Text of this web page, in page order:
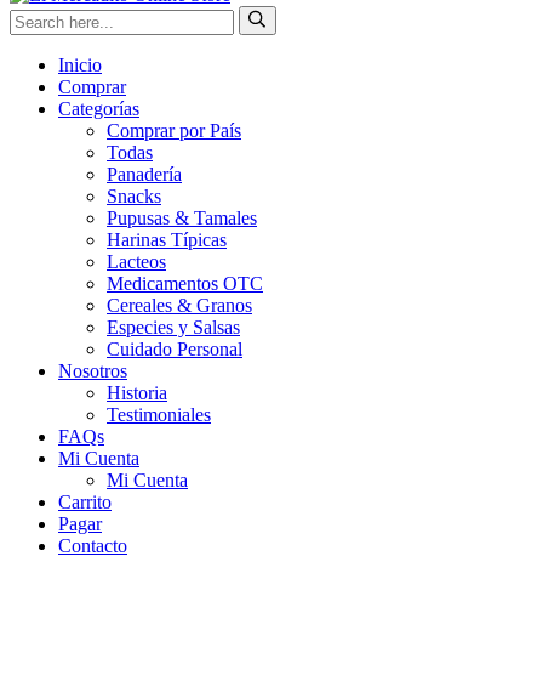
Inicio
Comprar
Categorías
Comprar por País
Todas
Panadería
Snacks
Pupusas & Tamales
Harinas Típicas
Lacteos
Medicamentos OTC
Cereales & Granos
Especies y Salsas
Cuidado Personal
Nosotros
Historia
Testimoniales
FAQs
Mi Cuenta
Mi Cuenta
Carrito
Pagar
Contacto